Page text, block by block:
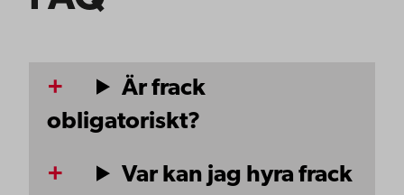
Är frack
obligatoriskt?
Var kan jag hyra frack